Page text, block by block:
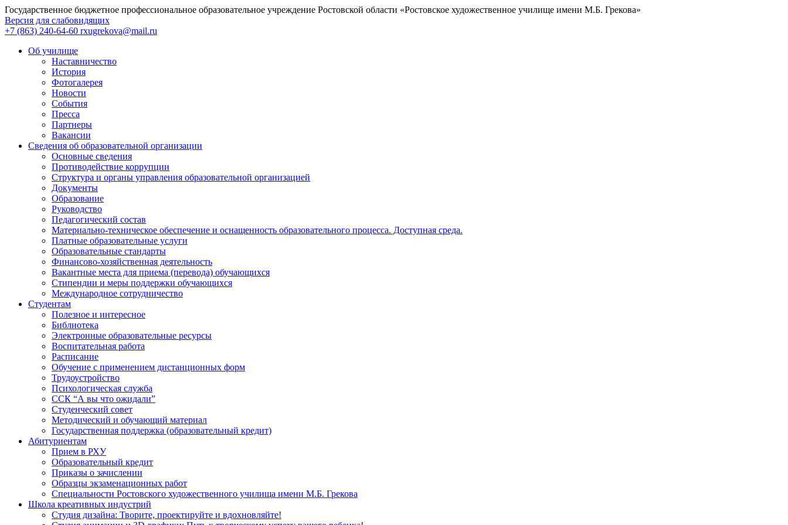
Государственное бюджетное профессиональное образовательное учреждение Ростовской области «Ростовское художественное училище имени М.Б. Грекова»
Версия для слабовидящих
+7 (863) 240-64-60 rxugrekova@mail.ru
Об училище
Наставничество
История
Фотогалерея
Новости
События
Пресса
Партнеры
Вакансии
Сведения об образовательной организации
Основные сведения
Противодействие коррупции
Структура и органы управления образовательной организацией
Документы
Образование
Руководство
Педагогический состав
Материально-техническое обеспечение и оснащенность образовательного процесса. Доступная среда.
Платные образовательные услуги
Образовательные стандарты
Финансово-хозяйственная деятельность
Вакантные места для приема (перевода) обучающихся
Стипендии и меры поддержки обучающихся
Международное сотрудничество
Студентам
Полезное и интересное
Библиотека
Электронные образовательные ресурсы
Воспитательная работа
Расписание
Обучение с применением дистанционных форм
Трудоустройство
Психологическая служба
ССК “А вы что ожидали”
Студенческий совет
Методический и обучающий материал
Государственная поддержка (образовательный кредит)
Абитуриентам
Прием в РХУ
Образовательный кредит
Приказы о зачислении
Образцы экзаменационных работ
Специальности Ростовского художественного училища имени М.Б. Грекова
Школа креативных индустрий
Студия дизайна: Творите, проектируйте и вдохновляйте!